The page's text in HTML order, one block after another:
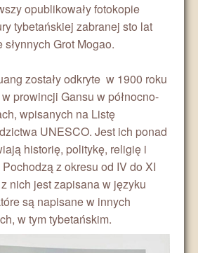
Kultura
Gospodarka
Medycyna
Środowisko
Religia
Turystyka
Media
opublikowały fotokopie
tybetańskiej zabranej sto lat
Grot Mogao.
zostały odkryte w 1900 roku
prowincji Gansu w północno-
wpisanych na Listę
UNESCO. Jest ich ponad
historię, politykę, religię i
z okresu od IV do XI
nich jest zapisana w języku
są napisane w innych
w tym tybetańskim.